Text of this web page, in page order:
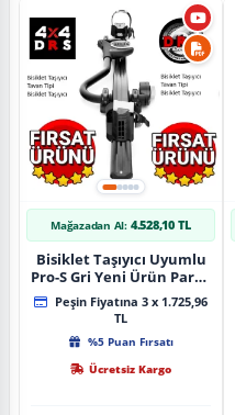
Mağazadan Al: 4.528,10 TL
Bisiklet Taşıyıcı Uyumlu
Pro-S Gri Yeni Ürün Parça
Tavan Tipi Bisiklet
Taşıyıcı
Peşin Fiyatına 3 x 1.725,96
TL
%5 Puan Fırsatı
Ücretsiz Kargo